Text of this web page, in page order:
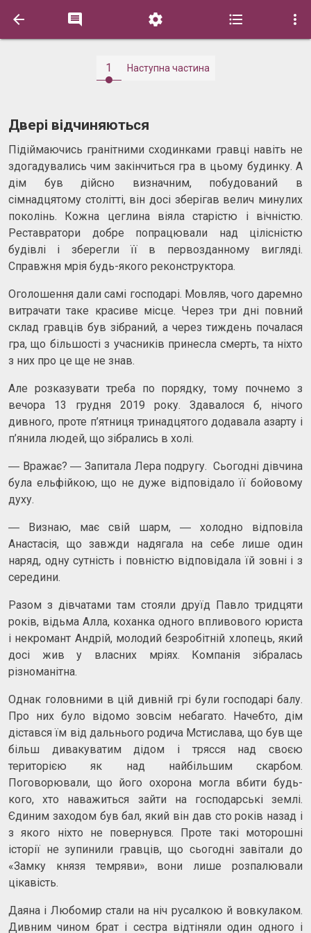
    
1 Наступна частина
Двері відчиняються
Підіймаючись гранітними сходинками гравці навіть не
здогадувались чим закінчиться гра в цьому будинку. А
дім був дійсно визначним, побудований в
сімнадцятому столітті, він досі зберігав велич минулих
поколінь. Кожна цеглина віяла старістю і вічністю.
Реставратори добре попрацювали над цілісністю
будівлі і зберегли її в первозданному вигляді.
Справжня мрія будь-якого реконструктора.
Оголошення дали самі господарі. Мовляв, чого даремно
витрачати таке красиве місце. Через три дні повний
склад гравців був зібраний, а через тиждень почалася
гра, що більшості з учасників принесла смерть, та ніхто
з них про це ще не знав.
Але розказувати треба по порядку, тому почнемо з
вечора 13 грудня 2019 року. Здавалося б, нічого
дивного, проте п’ятниця тринадцятого додавала азарту і
п’янила людей, що зібрались в холі.
― Вражає? ― Запитала Лера подругу. Сьогодні дівчина
була ельфійкою, що не дуже відповідало її бойовому
духу.
― Визнаю, має свій шарм, ― холодно відповіла
Анастасія, що завжди надягала на себе лише один
наряд, одну сутність і повністю відповідала їй зовні і з
середини.
Разом з дівчатами там стояли друїд Павло тридцяти
років, відьма Алла, коханка одного впливового юриста
і некромант Андрій, молодий безробітній хлопець, який
досі жив у власних мріях. Компанія зібралась
різноманітна.
Однак головними в цій дивній грі були господарі балу.
Про них було відомо зовсім небагато. Начебто, дім
дістався їм від дальнього родича Мстислава, що був ще
більш дивакуватим дідом і трясся над своєю
територією як над найбільшим скарбом.
Поговорювали, що його охорона могла вбити будь-
кого, хто наважиться зайти на господарські землі.
Єдиним заходом був бал, який він дав сто років назад і
з якого ніхто не повернувся. Проте такі моторошні
історії не зупинили гравців, що сьогодні завітали до
«Замку князя темряви», вони лише розпалювали
цікавість.
Даяна і Любомир стали на ніч русалкою й вовкулаком.
Дивним чином брат і сестра відтіняли один одного і